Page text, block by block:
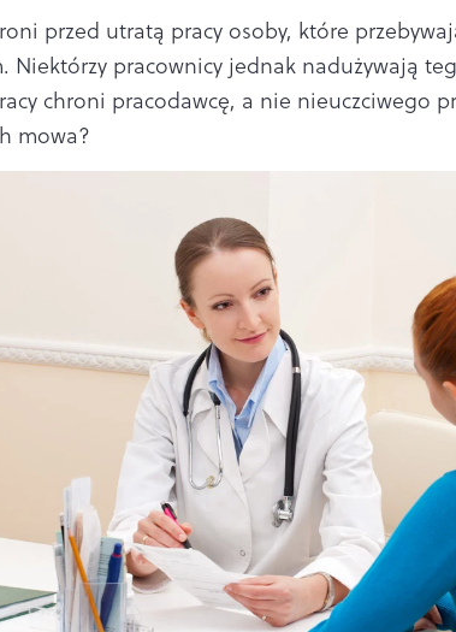
przed utratą pracy osoby, które
Niektórzy pracownicy jednak nadużywają
chroni pracodawcę, a nie nieuczciwego
mowa?